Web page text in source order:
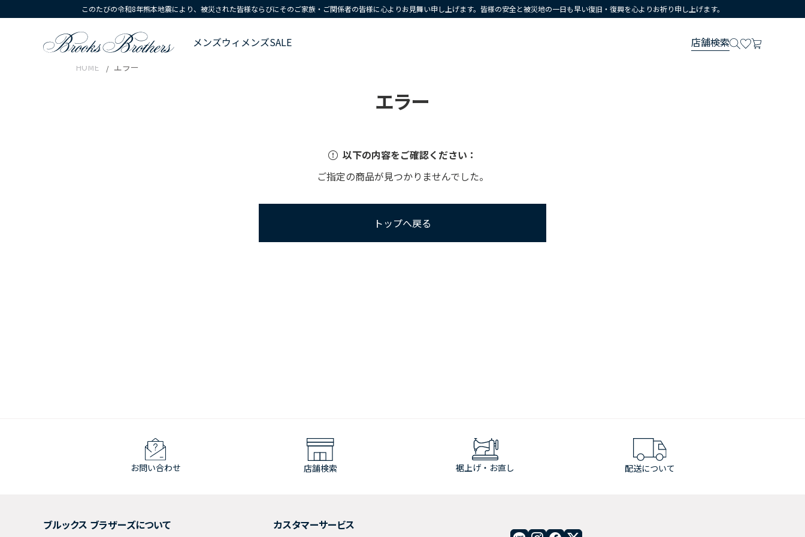
このたびの令和8年熊本地震により、被災された皆様ならびにそのご家族・ご関係者の皆様に心よりお見舞い申し上げます。皆様の安全と被災地の一日も早い復旧・復興を心よりお祈り申し上げます。
メンズウィメンズSALE 店舗検索
HOME エラー
エラー
以下の内容をご確認ください：
ご指定の商品が見つかりませんでした。
トップへ戻る
お問い合わせ 店舗検索 裾上げ・お直し 配送について
ブルックス ブラザーズについて カスタマーサービス